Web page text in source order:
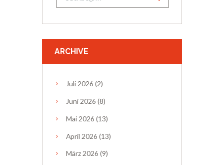
ARCHIVE
Juli 2026 (2)
Juni 2026 (8)
Mai 2026 (13)
April 2026 (13)
März2026 (9)